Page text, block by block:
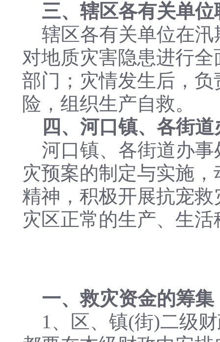
三、辖区各有关单位
辖区各有关单位在汛
对地质灾害隐患进行
部门；灾情发生后，
险，组织生产自救。
四、河口镇、各街
河口镇、各街道办事
灾预案的制定与实施
精神，积极开展抗宠
灾区正常的生产、生活
一、救灾资金的筹集
1、区、镇(街)二级